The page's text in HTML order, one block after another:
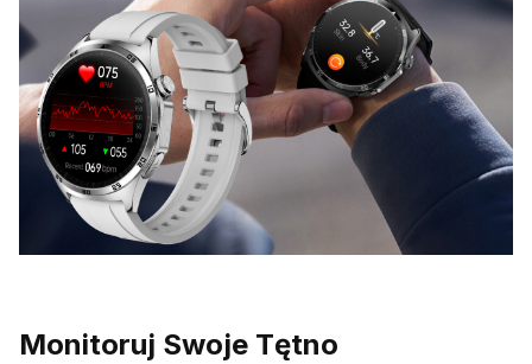
Monitoruj Swoje Tętno